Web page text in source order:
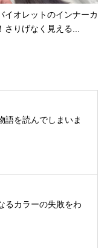
イオレットのインナーカ
さりげなく見える...
語を読んでしまいま
るカラーの失敗をわ